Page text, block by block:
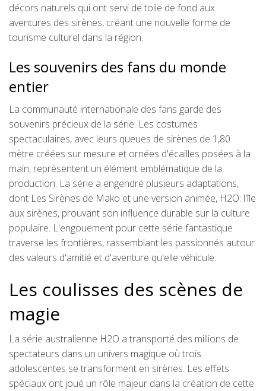
décors naturels qui ont servi de toile de fond aux
aventures des sirènes, créant une nouvelle forme de
tourisme culturel dans la région.
Les souvenirs des fans du monde
entier
La communauté internationale des fans garde des
souvenirs précieux de la série. Les costumes
spectaculaires, avec leurs queues de sirènes de 1,80
mètre créées sur mesure et ornées d'écailles posées à la
main, représentent un élément emblématique de la
production. La série a engendré plusieurs adaptations,
dont Les Sirènes de Mako et une version animée, H2O: l'île
aux sirènes, prouvant son influence durable sur la culture
populaire. L'engouement pour cette série fantastique
traverse les frontières, rassemblant les passionnés autour
des valeurs d'amitié et d'aventure qu'elle véhicule.
Les coulisses des scènes de
magie
La série australienne H2O a transporté des millions de
spectateurs dans un univers magique où trois
adolescentes se transforment en sirènes. Les effets
spéciaux ont joué un rôle majeur dans la création de cette